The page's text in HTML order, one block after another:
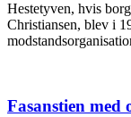
Hestetyven, hvis
Christiansen, blev i
Fasanstien med